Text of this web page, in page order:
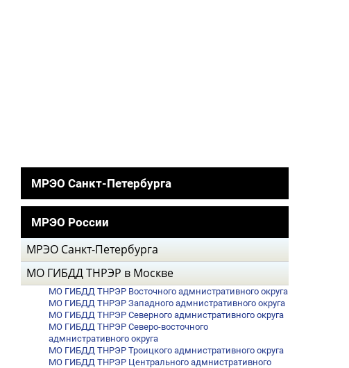
МРЭО Санкт-Петербурга
МРЭО России
МРЭО Санкт-Петербурга
МО ГИБДД ТНРЭР в Москве
МО ГИБДД ТНРЭР Восточного адмнистративного округа
МО ГИБДД ТНРЭР Западного адмнистративного округа
МО ГИБДД ТНРЭР Северного адмнистративного округа
МО ГИБДД ТНРЭР Северо-восточного
адмнистративного округа
МО ГИБДД ТНРЭР Троицкого адмнистративного округа
МО ГИБДД ТНРЭР Центрального адмнистративного